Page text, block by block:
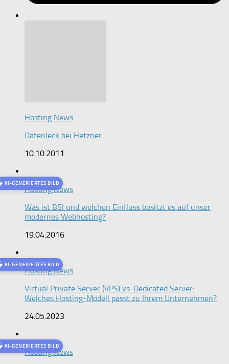
Hosting News
Datenleck bei Hetzner
10.10.2011
KI-GENERIERTES BILD
Hosting News
Was ist BSI und welchen Einfluss besitzt es auf unser
modernes Webhosting?
19.04.2016
KI-GENERIERTES BILD
Hosting News
Virtual Private Server (VPS) vs. Dedicated Server:
Welches Hosting-Modell passt zu Ihrem Unternehmen?
24.05.2023
KI-GENERIERTES BILD
Hosting News